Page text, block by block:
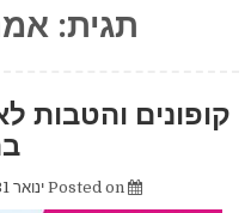
תגית:
קופונים והטבות
ינואר 31, 2022